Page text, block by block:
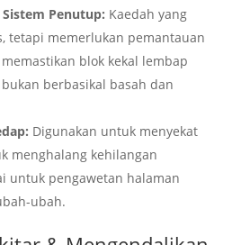
Penutup: Kaedah yang
tetapi memerlukan pemantauan
blok kekal lembap
berbasikal basah dan
Digunakan untuk menyekat
menghalang kehilangan
untuk pengawetan halaman
ubah.